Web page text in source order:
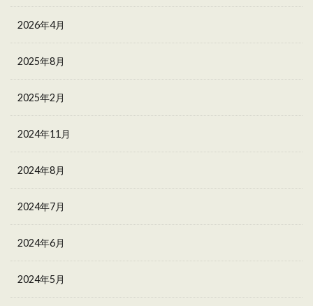
2026年4月
2025年8月
2025年2月
2024年11月
2024年8月
2024年7月
2024年6月
2024年5月